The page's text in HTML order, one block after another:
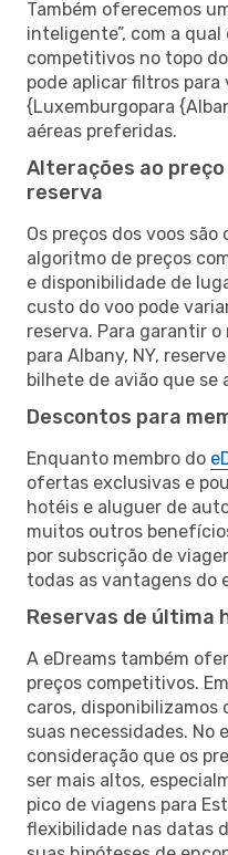
Também oferecemos
inteligente”, com a
competitivos no topo
pode aplicar filtros para
{Luxemburgopara
aéreas preferidas.
Alterações ao
reserva
Os preços dos voos
algoritmo de preços
e disponibilidade de
custo do voo pode
reserva. Para garantir o
para Albany, NY,
bilhete de avião que se
Descontos para
Enquanto membro do
ofertas exclusivas e
hotéis e aluguer de
muitos outros
por subscrição de
todas as vantagens do
Reservas de última
A eDreams também
preços competitivos.
caros, disponibilizamos
suas necessidades. No
consideração que os
ser mais altos,
pico de viagens para
flexibilidade nas datas